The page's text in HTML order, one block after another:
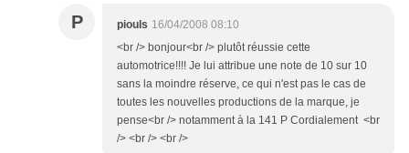
P piouls 16/04/2008 08:10
<br /> bonjour<br /> plutôt réussie cette
automotrice!!!! Je lui attribue une note de 10 sur 10
sans la moindre réserve, ce qui n'est pas le cas de
toutes les nouvelles productions de la marque, je
pense<br /> notamment à la 141 P Cordialement <br
/> <br /> <br />